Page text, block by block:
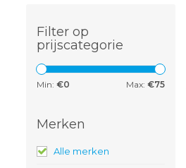
Filter op
prijscategorie
Min: €0 Max: €75
Merken
Alle merken